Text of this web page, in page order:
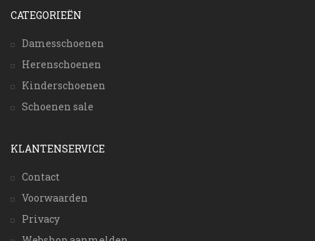
CATEGORIEËN
Damesschoenen
Herenschoenen
Kinderschoenen
Schoenen sale
KLANTENSERVICE
Contact
Voorwaarden
Privacy